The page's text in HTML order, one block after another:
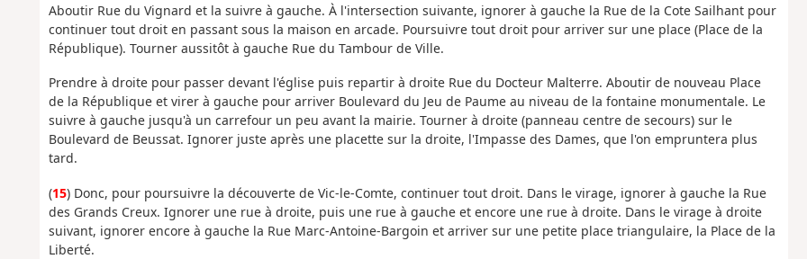
Aboutir Rue du Vignard et la suivre à gauche. À l'intersection suivante, ignorer à gauche la Rue de la Cote Sailhant pour
continuer tout droit en passant sous la maison en arcade. Poursuivre tout droit pour arriver sur une place (Place de la
République). Tourner aussitôt à gauche Rue du Tambour de Ville.
Prendre à droite pour passer devant l'église puis repartir à droite Rue du Docteur Malterre. Aboutir de nouveau Place
de la République et virer à gauche pour arriver Boulevard du Jeu de Paume au niveau de la fontaine monumentale. Le
suivre à gauche jusqu'à un carrefour un peu avant la mairie. Tourner à droite (panneau centre de secours) sur le
Boulevard de Beussat. Ignorer juste après une placette sur la droite, l'Impasse des Dames, que l'on empruntera plus
tard.
(15) Donc, pour poursuivre la découverte de Vic-le-Comte, continuer tout droit. Dans le virage, ignorer à gauche la Rue
des Grands Creux. Ignorer une rue à droite, puis une rue à gauche et encore une rue à droite. Dans le virage à droite
suivant, ignorer encore à gauche la Rue Marc-Antoine-Bargoin et arriver sur une petite place triangulaire, la Place de la
Liberté.